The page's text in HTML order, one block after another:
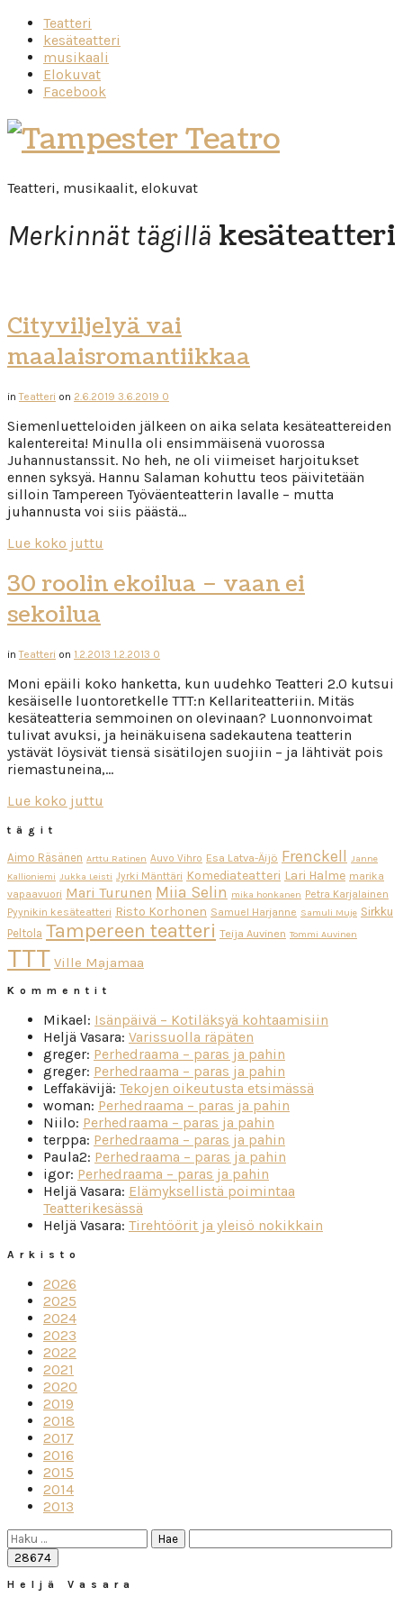
Teatteri
kesäteatteri
musikaali
Elokuvat
Facebook
Tampester
Teatro
Teatteri, musikaalit, elokuvat
Merkinnät tägillä kesäteatteri
Cityviljelyä vai
maalaisromantiikkaa
inTeatteri on 2.6.2019 3.6.2019 0
Siemenluetteloiden jälkeen on aika selata kesäteattereiden
kalentereita! Minulla oli ensimmäisenä vuorossa
Juhannustanssit. No heh, ne oli viimeiset harjoitukset
ennen syksyä. Hannu Salaman kohuttu teos päivitetään
silloin Tampereen Työväenteatterin lavalle – mutta
juhannusta voi siis päästä…
Lue koko juttu
30 roolin ekoilua – vaan ei
sekoilua
inTeatteri on 1.2.2013 1.2.2013 0
Moni epäili koko hanketta, kun uudehko Teatteri 2.0 kutsui
kesäiselle luontoretkelle TTT:n Kellariteatteriin. Mitäs
kesäteatteria semmoinen on olevinaan? Luonnonvoimat
tulivat avuksi, ja heinäkuisena sadekautena teatterin
ystävät löysivät tiensä sisätilojen suojiin – ja lähtivät pois
riemastuneina,…
Lue koko juttu
tägit
Aimo Räsänen Arttu Ratinen Auvo Vihro Esa Latva-Äijö Frenckell Janne
Kallioniemi Jukka Leisti Jyrki Mänttäri Komediateatteri Lari Halme marika
vapaavuori Mari Turunen Miia Selin mika honkanen Petra Karjalainen
Pyynikin kesäteatteri Risto Korhonen Samuel Harjanne Samuli Muje Sirkku
Peltola Tampereen teatteri Teija Auvinen Tommi Auvinen
TTT Ville Majamaa
Kommentit
Mikael: Isänpäivä – Kotiläksyä kohtaamisiin
Heljä Vasara: Varissuolla räpäten
greger: Perhedraama – paras ja pahin
greger: Perhedraama – paras ja pahin
Leffakävijä: Tekojen oikeutusta etsimässä
woman: Perhedraama – paras ja pahin
Niilo: Perhedraama – paras ja pahin
terppa: Perhedraama – paras ja pahin
Paula2: Perhedraama – paras ja pahin
igor: Perhedraama – paras ja pahin
Heljä Vasara: Elämyksellistä poimintaa
Teatterikesässä
Heljä Vasara: Tirehtöörit ja yleisö nokikkain
Arkisto
2026
2025
2024
2023
2022
2021
2020
2019
2018
2017
2016
2015
2014
2013
Haku:
Heljä Vasara